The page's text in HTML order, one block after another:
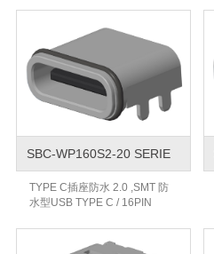
SBC-WP160S2-20 SERIE
TYPE C插座防水 2.0 ,SMT 防
水型USB TYPE C / 16PIN